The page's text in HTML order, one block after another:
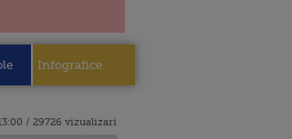
Infografice
/ 29726 vizualizari